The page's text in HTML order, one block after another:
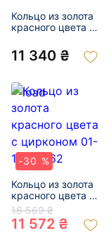
Кольцо из золота
красного цвета с
200905019
11 340 ₴
-30 %
Кольцо из золота
красного цвета с
цирконом 01-
19312962
16 569 ₴
11 572 ₴